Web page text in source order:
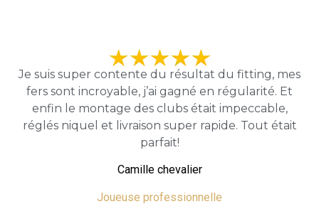
Je suis super contente du résultat du fitting, mes
fers sont incroyable, j’ai gagné en régularité. Et
enfin le montage des clubs était impeccable,
réglés niquel et livraison super rapide. Tout était
parfait!
Camille chevalier
Joueuse professionnelle